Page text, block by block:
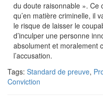
du doute raisonnable ». Ce
qu’en matière criminelle, il
le risque de laisser le
d’inculper une personne
absolument et moralement
l’accusation.
Tags: Standard de preuve,
Conviction